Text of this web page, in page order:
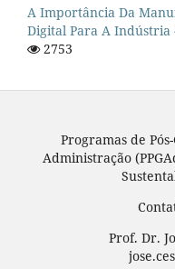
A Importância Da
Digital Para A Indústria
2753
Programas de
Administração
Prof. Dr.